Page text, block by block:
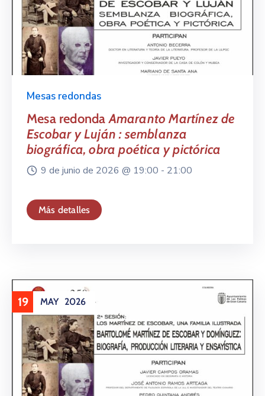
Mesas redondas
Mesa redondaAmaranto Martínez de
Escobar y Luján : semblanza
biográfica, obra poética y pictórica
9 de junio de 2026 @ 19:00 - 21:00
Más detalles
19 MAY 2026